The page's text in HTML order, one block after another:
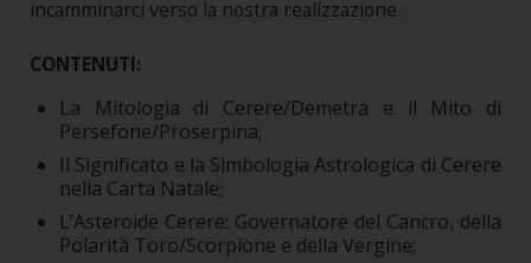
incamminarci verso la nostra realizzazione.
CONTENUTI:
La Mitologia di Cerere/Demetra e il Mito di
Persefone/Proserpina;
Il Significato e la Simbologia Astrologica di Cerere
nella Carta Natale;
L’Asteroide Cerere: Governatore del Cancro, della
Polarità Toro/Scorpione e della Vergine;